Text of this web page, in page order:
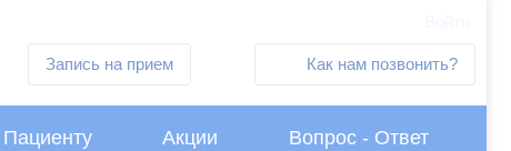
Запись на прием Как нам позвонить?
Пациенту Акции Вопрос - Ответ